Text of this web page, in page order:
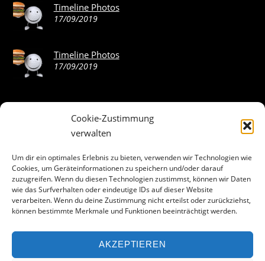
Cookie-Zustimmung
verwalten
Um dir ein optimales Erlebnis zu bieten, verwenden wir Technologien wie
Cookies, um Geräteinformationen zu speichern und/oder darauf
zuzugreifen. Wenn du diesen Technologien zustimmst, können wir Daten
wie das Surfverhalten oder eindeutige IDs auf dieser Website
verarbeiten. Wenn du deine Zustimmung nicht erteilst oder zurückziehst,
können bestimmte Merkmale und Funktionen beeinträchtigt werden.
AKZEPTIEREN
Timeline Photos
17/09/2019
Timeline Photos
17/09/2019
ABOUT THE LANDING THEME…
The Landing theme is a one-page design WordPress theme
that’s focused on getting your audience to follow-through
with your call-to-action. Built to work seamlessly with our
drag & drop Builder plugin, it gives you the ability to
customize the look and feel of your content.